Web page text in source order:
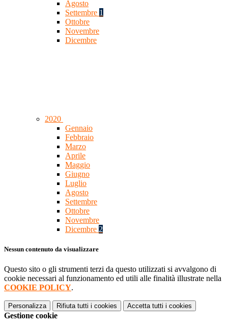
Agosto
Settembre 1
Ottobre
Novembre
Dicembre
2020
Gennaio
Febbraio
Marzo
Aprile
Maggio
Giugno
Luglio
Agosto
Settembre
Ottobre
Novembre
Dicembre 2
Nessun contenuto da visualizzare
Questo sito o gli strumenti terzi da questo utilizzati si avvalgono di
cookie necessari al funzionamento ed utili alle finalità illustrate nella
COOKIE POLICY.
Personalizza Rifiuta tutti i cookies Accetta tutti i cookies
Gestione cookie